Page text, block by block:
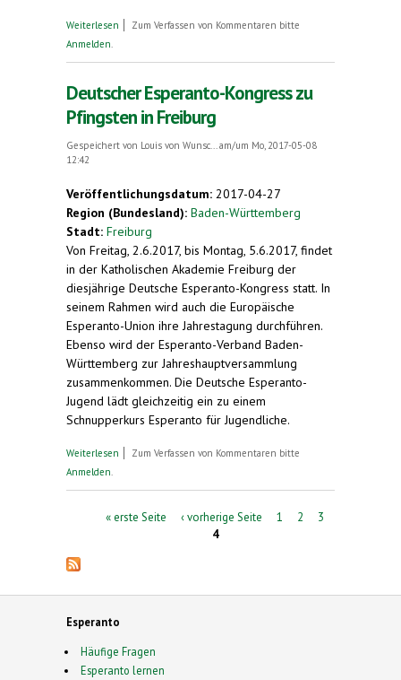
Weiterlesen über Deutscher Esperanto-Kongress in Freiburg,
Zum Verfassen von Kommentaren bitte
Anmelden
Deutscher Esperanto-Kongress zu
Pfingsten in Freiburg
Gespeichert von Louis von Wunsc...
am/um Mo, 2017-05-08
12:42
Veröffentlichungsdatum: 2017-04-27
Region (Bundesland): Baden-Württemberg
Stadt: Freiburg
Von Freitag, 2.6.2017, bis Montag, 5.6.2017, findet
in der Katholischen Akademie Freiburg der
diesjährige Deutsche Esperanto-Kongress statt. In
seinem Rahmen wird auch die Europäische
Esperanto-Union ihre Jahrestagung durchführen.
Ebenso wird der Esperanto-Verband Baden-
Württemberg zur Jahreshauptversammlung
zusammenkommen. Die Deutsche Esperanto-
Jugend lädt gleichzeitig ein zu einem
Schnupperkurs Esperanto für Jugendliche.
Weiterlesen über Deutscher Esperanto-Kongress zu Pfingsten
Zum Verfassen von Kommentaren bitte
Anmelden
Seiten« erste Seite ‹ vorherige Seite 1 2
3
4
Esperanto
Häufige Fragen
Esperanto lernen